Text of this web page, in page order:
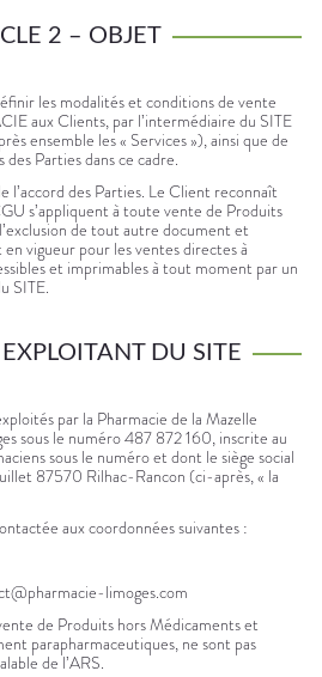
2 – OBJET
les modalités et conditions de vente
aux Clients, par l’intermédiaire du SITE
ensemble les « Services »), ainsi que de
Parties dans ce cadre.
l’accord des Parties. Le Client reconnaît
s’appliquent à toute vente de Produits
de tout autre document et
vigueur pour les ventes directes à
et imprimables à tout moment par un
SITE.
DU SITE
par la Pharmacie de la Mazelle
sous le numéro 487 872 160, inscrite au
sous le numéro et dont le siège social
87570 Rilhac-Rancon (ci-après, « la
aux coordonnées suivantes :
limoges.com
de Produits hors Médicaments et
parapharmaceutiques, ne sont pas
de l’ARS.